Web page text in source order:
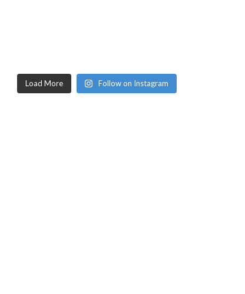
Load More Follow on Instagram